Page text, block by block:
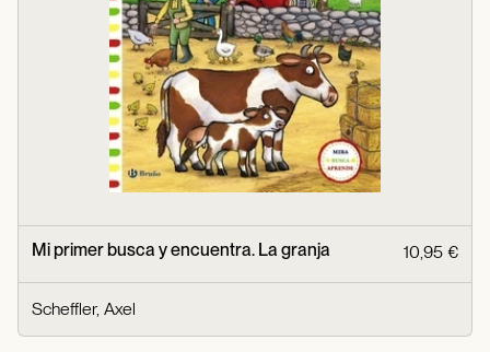
Mi primer busca y encuentra. La granja 10,95 €
Scheffler, Axel